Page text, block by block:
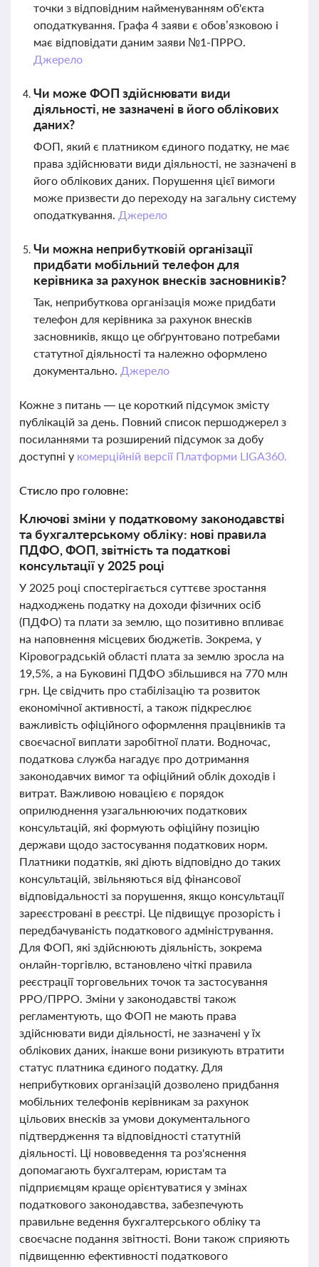
точки з відповідним найменуванням об'єкта
оподаткування. Графа 4 заяви є обов’язковою і
має відповідати даним заяви №1-ПРРО.
Джерело
Чи може ФОП здійснювати види
діяльності, не зазначені в його облікових
даних?
ФОП, який є платником єдиного податку, не має
права здійснювати види діяльності, не зазначені в
його облікових даних. Порушення цієї вимоги
може призвести до переходу на загальну систему
оподаткування. Джерело
Чи можна неприбутковій організації
придбати мобільний телефон для
керівника за рахунок внесків засновників?
Так, неприбуткова організація може придбати
телефон для керівника за рахунок внесків
засновників, якщо це обґрунтовано потребами
статутної діяльності та належно оформлено
документально. Джерело
Кожне з питань — це короткий підсумок змісту
публікацій за день. Повний список першоджерел з
посиланнями та розширений підсумок за добу
доступні у комерційній версії Платформи LIGA360.
Стисло про головне:
Ключові зміни у податковому законодавстві
та бухгалтерському обліку: нові правила
ПДФО, ФОП, звітність та податкові
консультації у 2025 році
У 2025 році спостерігається суттєве зростання
надходжень податку на доходи фізичних осіб
(ПДФО) та плати за землю, що позитивно впливає
на наповнення місцевих бюджетів. Зокрема, у
Кіровоградській області плата за землю зросла на
19,5%, а на Буковині ПДФО збільшився на 770 млн
грн. Це свідчить про стабілізацію та розвиток
економічної активності, а також підкреслює
важливість офіційного оформлення працівників та
своєчасної виплати заробітної плати. Водночас,
податкова служба нагадує про дотримання
законодавчих вимог та офіційний облік доходів і
витрат. Важливою новацією є порядок
оприлюднення узагальнюючих податкових
консультацій, які формують офіційну позицію
держави щодо застосування податкових норм.
Платники податків, які діють відповідно до таких
консультацій, звільняються від фінансової
відповідальності за порушення, якщо консультації
зареєстровані в реєстрі. Це підвищує прозорість і
передбачуваність податкового адміністрування.
Для ФОП, які здійснюють діяльність, зокрема
онлайн-торгівлю, встановлено чіткі правила
реєстрації торговельних точок та застосування
РРО/ПРРО. Зміни у законодавстві також
регламентують, що ФОП не мають права
здійснювати види діяльності, не зазначені у їх
облікових даних, інакше вони ризикують втратити
статус платника єдиного податку. Для
неприбуткових організацій дозволено придбання
мобільних телефонів керівникам за рахунок
цільових внесків за умови документального
підтвердження та відповідності статутній
діяльності. Ці нововведення та роз'яснення
допомагають бухгалтерам, юристам та
підприємцям краще орієнтуватися у змінах
податкового законодавства, забезпечують
правильне ведення бухгалтерського обліку та
своєчасне подання звітності. Вони також сприяють
підвищенню ефективності податкового